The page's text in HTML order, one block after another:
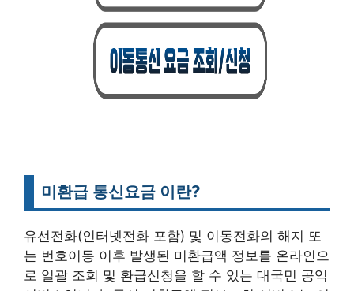
미환급 통신요금 이란?
유선전화(인터넷전화 포함) 및 이동전화의 해지 또
는 번호이동 이후 발생된 미환급액 정보를 온라인으
로 일괄 조회 및 환급신청을 할 수 있는 대국민 공익